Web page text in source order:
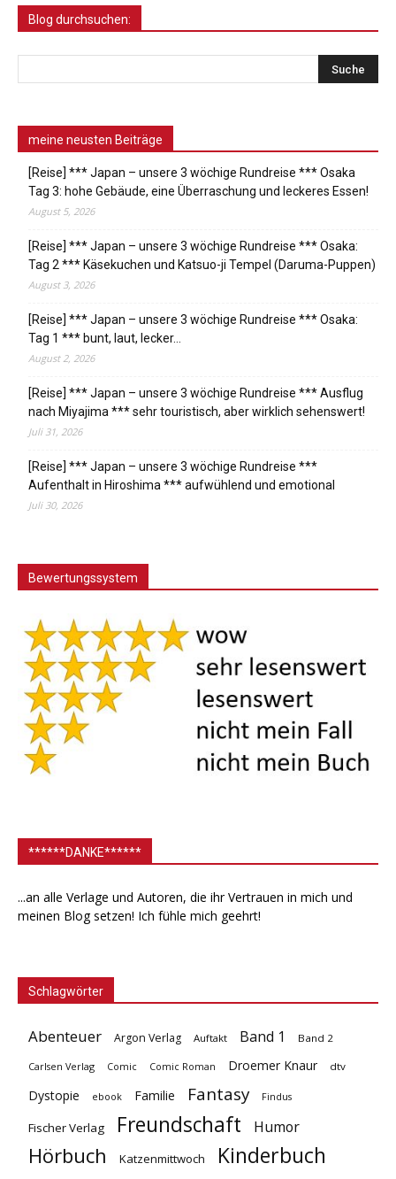
Blog durchsuchen:
meine neusten Beiträge
[Reise] *** Japan – unsere 3 wöchige Rundreise *** Osaka
Tag 3: hohe Gebäude, eine Überraschung und leckeres Essen!
August 5, 2026
[Reise] *** Japan – unsere 3 wöchige Rundreise *** Osaka:
Tag 2 *** Käsekuchen und Katsuo-ji Tempel (Daruma-Puppen)
August 3, 2026
[Reise] *** Japan – unsere 3 wöchige Rundreise *** Osaka:
Tag 1 *** bunt, laut, lecker…
August 2, 2026
[Reise] *** Japan – unsere 3 wöchige Rundreise *** Ausflug
nach Miyajima *** sehr touristisch, aber wirklich sehenswert!
Juli 31, 2026
[Reise] *** Japan – unsere 3 wöchige Rundreise ***
Aufenthalt in Hiroshima *** aufwühlend und emotional
Juli 30, 2026
Bewertungssystem
******DANKE******
...an alle Verlage und Autoren, die ihr Vertrauen in mich und
meinen Blog setzen! Ich fühle mich geehrt!
Schlagwörter
Abenteuer Argon Verlag Auftakt Band 1 Band 2
Carlsen Verlag Comic Comic Roman Droemer Knaur dtv
Dystopie ebook Familie Fantasy Findus
Fischer Verlag Freundschaft Humor
Hörbuch Katzenmittwoch Kinderbuch